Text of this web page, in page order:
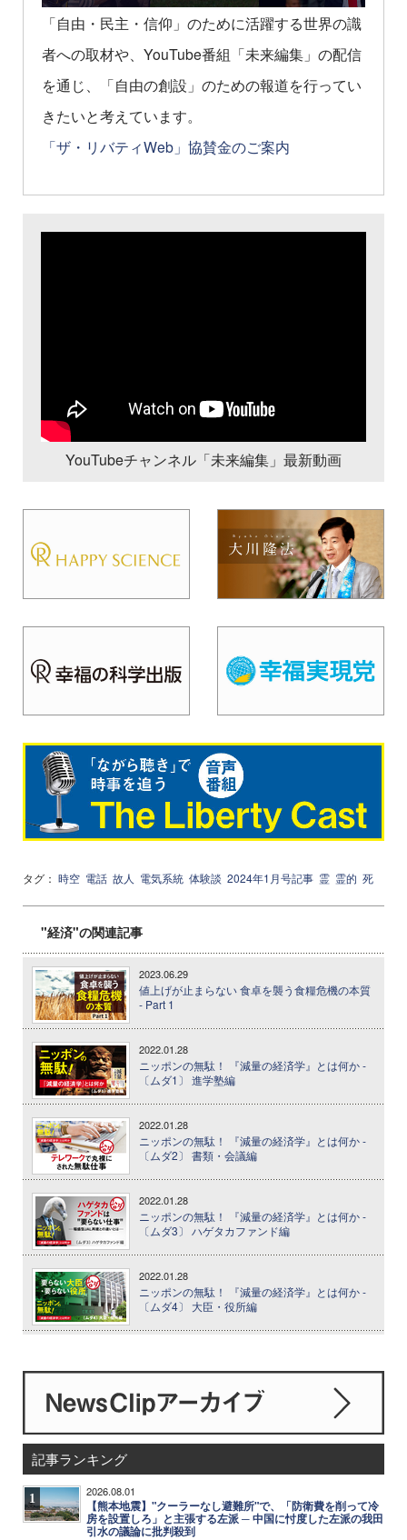
「自由・民主・信仰」のために活躍する世界の識
者への取材や、YouTube番組「未来編集」の配信
を通じ、「自由の創設」のための報道を行ってい
きたいと考えています。
「ザ・リバティWeb」協賛金のご案内
YouTubeチャンネル「未来編集」最新動画
タグ： 時空 電話 故人 電気系統 体験談 2024年1月号記事 霊 霊的 死
"経済"の関連記事
2023.06.29
値上げが止まらない 食卓を襲う食糧危機の本質
- Part 1
2022.01.28
ニッポンの無駄！ 『減量の経済学』とは何か -
〔ムダ1〕 進学塾編
2022.01.28
ニッポンの無駄！ 『減量の経済学』とは何か -
〔ムダ2〕 書類・会議編
2022.01.28
ニッポンの無駄！ 『減量の経済学』とは何か -
〔ムダ3〕 ハゲタカファンド編
2022.01.28
ニッポンの無駄！ 『減量の経済学』とは何か -
〔ムダ4〕 大臣・役所編
記事ランキング
1 2026.08.01
【熊本地震】"クーラーなし避難所"で、「防衛費を削って冷
房を設置しろ」と主張する左派 ─ 中国に忖度した左派の我田
引水の議論に批判殺到